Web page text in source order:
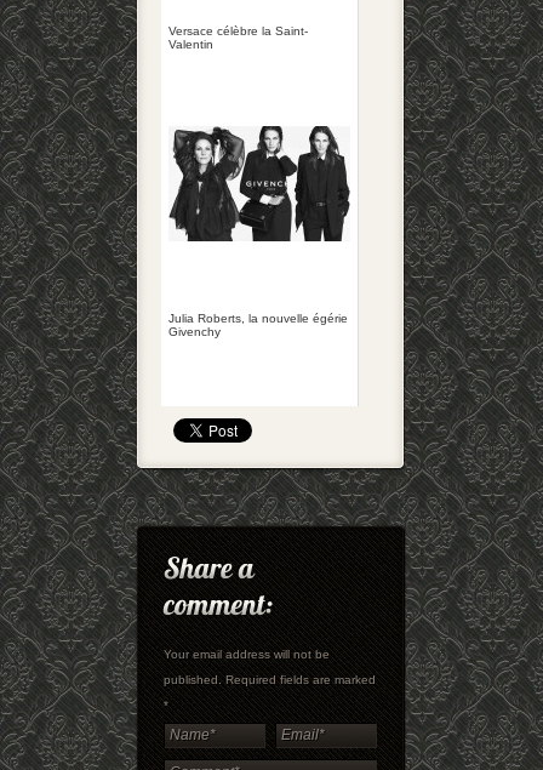
Versace célèbre la Saint-
Valentin
Julia Roberts, la nouvelle égérie
Givenchy
Your email address will not be
published. Required fields are marked
*